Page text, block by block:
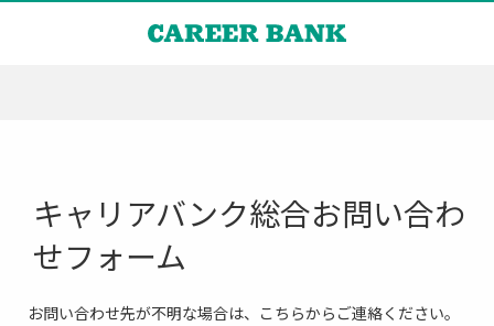
キャリアバンク総合お問い合わ
せフォーム
お問い合わせ先が不明な場合は、こちらからご連絡ください。